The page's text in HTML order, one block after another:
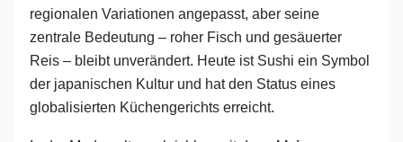
regionalen Variationen angepasst, aber seine
zentrale Bedeutung – roher Fisch und gesäuerter
Reis – bleibt unverändert. Heute ist Sushi ein Symbol
der japanischen Kultur und hat den Status eines
globalisierten Küchengerichts erreicht.